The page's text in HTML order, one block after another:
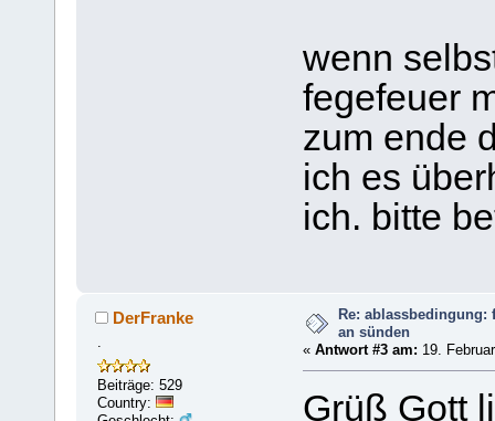
wenn
fegefeuer
zum ende
ich es
ich. bitte
DerFranke
.
Beiträge: 529
Country:
Re:
an sünden
« Antwort #3 am: 19.
Grüß Gott